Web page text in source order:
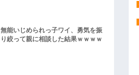
無能いじめられっ子ワイ、勇気を振
り絞って親に相談した結果ｗｗｗｗ